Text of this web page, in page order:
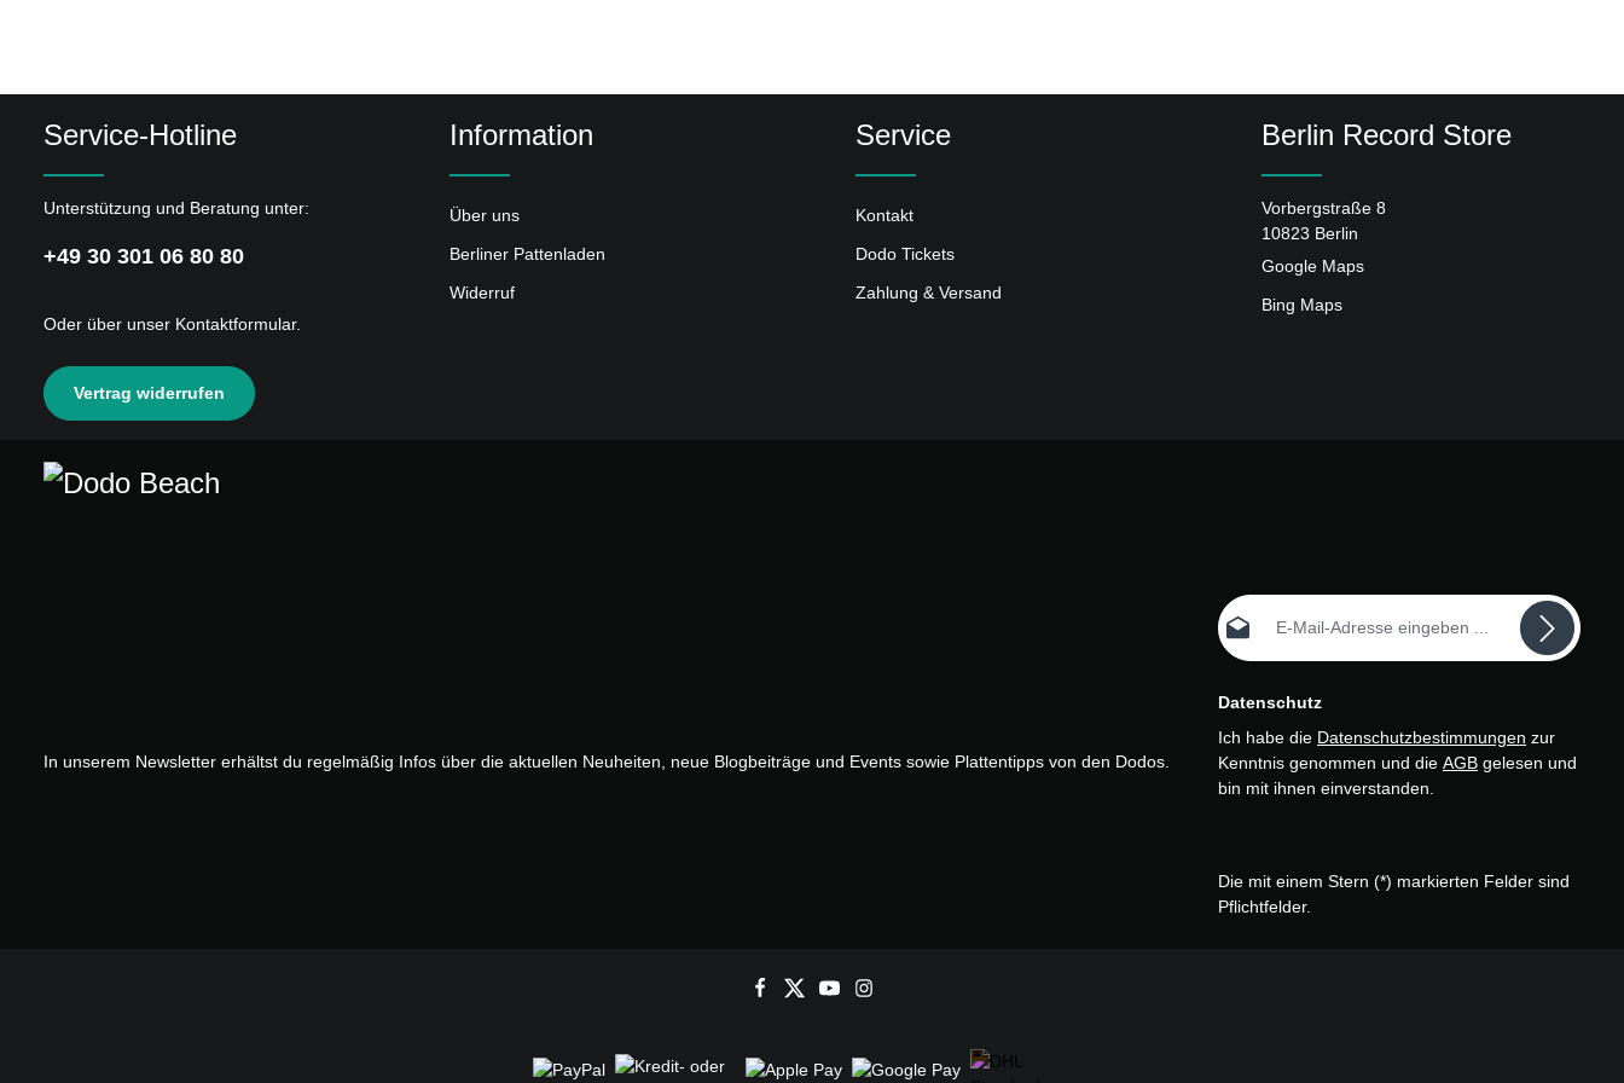
Service-Hotline
Unterstützung und Beratung unter:
+49 30 301 06 80 80
Oder über unser Kontaktformular.
Vertrag widerrufen
Information
Über uns
Berliner Pattenladen
Widerruf
Service
Kontakt
Dodo Tickets
Zahlung & Versand
Berlin Record Store
Vorbergstraße 8
10823 Berlin
Google Maps
Bing Maps
In unserem Newsletter erhältst du regelmäßig Infos über die aktuellen Neuheiten, neue Blogbeiträge und Events sowie Plattentipps von den Dodos.
E-Mail-Adresse*
Datenschutz
Ich habe die Datenschutzbestimmungen zur
Kenntnis genommen und die AGB gelesen und
bin mit ihnen einverstanden.
Die mit einem Stern (*) markierten Felder sind
Pflichtfelder.